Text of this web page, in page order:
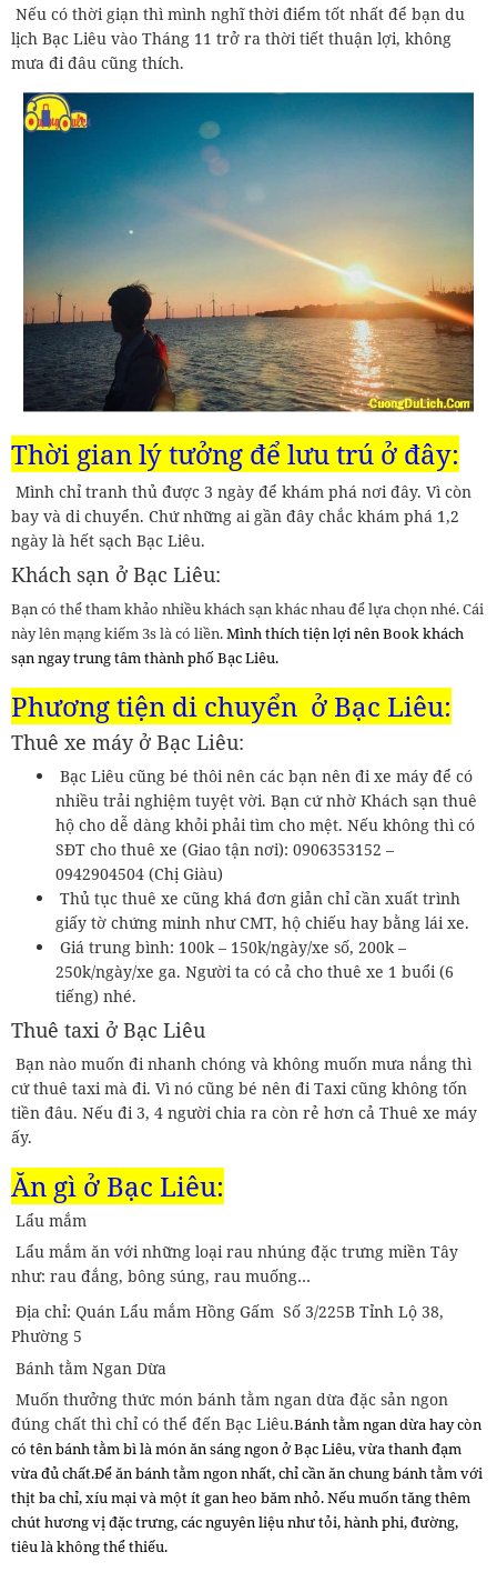
Nếu có thời giạn thì mình nghĩ thời điểm tốt nhất để bạn du
lịch Bạc Liêu vào Tháng 11 trở ra thời tiết thuận lợi, không
mưa đi đâu cũng thích.
Thời gian lý tưởng để lưu trú ở đây:
Mình chỉ tranh thủ được 3 ngày để khám phá nơi đây. Vì còn
bay và di chuyển. Chứ những ai gần đây chắc khám phá 1,2
ngày là hết sạch Bạc Liêu.
Khách sạn ở Bạc Liêu:
Bạn có thể tham khảo nhiều khách sạn khác nhau để lựa chọn nhé. Cái
này lên mạng kiếm 3s là có liền.Mình thích tiện lợi nên Book khách
sạn ngay trung tâm thành phố Bạc Liêu.
Phương tiện di chuyển ở Bạc Liêu:
Thuê xe máy ở Bạc Liêu:
Bạc Liêu cũng bé thôi nên các bạn nên đi xe máy để có
nhiều trải nghiệm tuyệt vời. Bạn cứ nhờ Khách sạn thuê
hộ cho dễ dàng khỏi phải tìm cho mệt. Nếu không thì có
SĐT cho thuê xe (Giao tận nơi): 0906353152 –
0942904504 (Chị Giàu)
Thủ tục thuê xe cũng khá đơn giản chỉ cần xuất trình
giấy tờ chứng minh như CMT, hộ chiếu hay bằng lái xe.
Giá trung bình: 100k – 150k/ngày/xe số, 200k –
250k/ngày/xe ga. Người ta có cả cho thuê xe 1 buổi (6
tiếng) nhé.
Thuê taxi ở Bạc Liêu
Bạn nào muốn đi nhanh chóng và không muốn mưa nắng thì
cứ thuê taxi mà đi. Vì nó cũng bé nên đi Taxi cũng không tốn
tiền đâu. Nếu đi 3, 4 người chia ra còn rẻ hơn cả Thuê xe máy
ấy.
Ăn gì ở Bạc Liêu:
Lẩu mắm
Lẩu mắm ăn với những loại rau nhúng đặc trưng miền Tây
như: rau đắng, bông súng, rau muống…
Địa chỉ: Quán Lẩu mắm Hồng Gấm Số 3/225B Tỉnh Lộ 38,
Phường 5
Bánh tằm Ngan Dừa
Muốn thưởng thức món bánh tằm ngan dừa đặc sản ngon
đúng chất thì chỉ có thể đến Bạc Liêu.Bánh tằm ngan dừa hay còn
có tên bánh tằm bì là món ăn sáng ngon ở Bạc Liêu, vừa thanh đạm
vừa đủ chất.Để ăn bánh tằm ngon nhất, chỉ cần ăn chung bánh tằm với
thịt ba chỉ, xíu mại và một ít gan heo băm nhỏ. Nếu muốn tăng thêm
chút hương vị đặc trưng, các nguyên liệu như tỏi, hành phi, đường,
tiêu là không thể thiếu.